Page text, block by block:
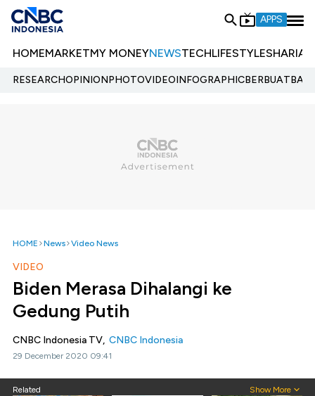
APPS
HOMEMARKETMY MONEYNEWSTECHLIFESTYLESHARIA
RESEARCHOPINIONPHOTOVIDEOINFOGRAPHIC
HOME News Video News
VIDEO
Biden Merasa Dihalangi ke
Gedung Putih
CNBC Indonesia TV, CNBC Indonesia
29 December 2020 09:41
Related Show More